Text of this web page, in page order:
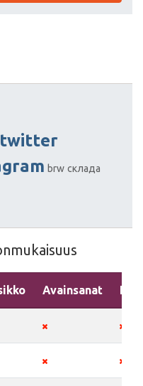
twitter
brw склада
Avainsanat